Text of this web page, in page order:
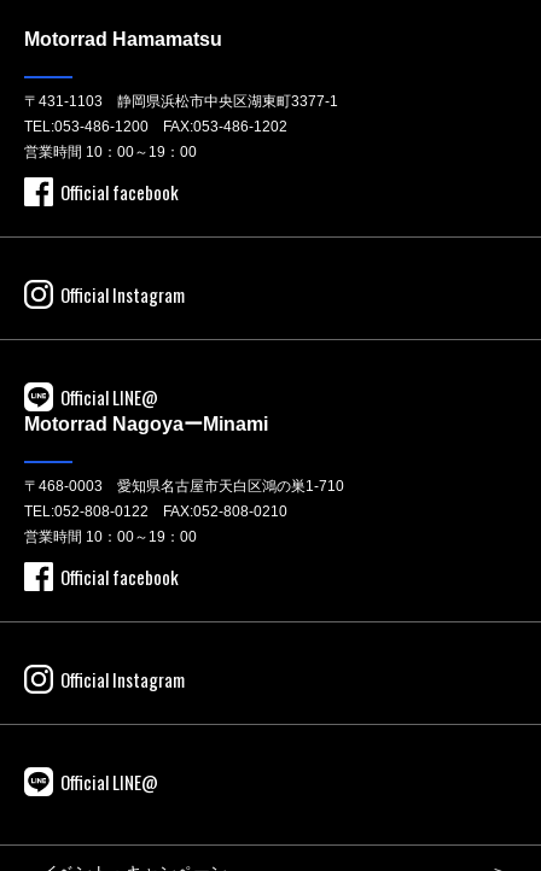
Motorrad Hamamatsu
〒431-1103 静岡県浜松市中央区湖東町3377-1
TEL:053-486-1200 FAX:053-486-1202
営業時間 10：00～19：00
Official facebook
Official Instagram
Official LINE@
Motorrad NagoyaーMinami
〒468-0003 愛知県名古屋市天白区鴻の巣1-710
TEL:052-808-0122 FAX:052-808-0210
営業時間 10：00～19：00
Official facebook
Official Instagram
Official LINE@